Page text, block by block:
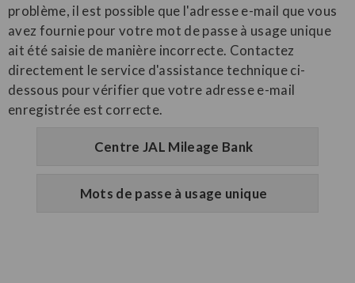
problème, il est possible que l'adresse e-mail que vous
avez fournie pour votre mot de passe à usage unique
ait été saisie de manière incorrecte. Contactez
directement le service d'assistance technique ci-
dessous pour vérifier que votre adresse e-mail
enregistrée est correcte.
Centre JAL Mileage Bank
Mots de passe à usage unique